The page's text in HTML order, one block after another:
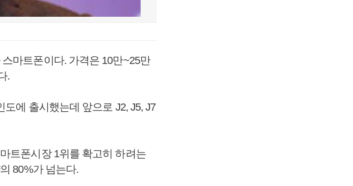
마트폰이다. 가격은 10만~25만
.
에 출시했는데 앞으로 J2, J5, J7
트폰시장 1위를 확고히 하려는
80%가 넘는다.